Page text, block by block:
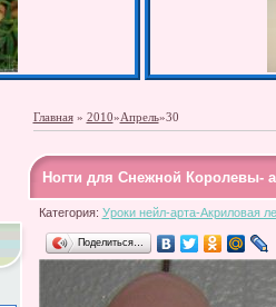
Главная» 2010»Апрель»30
Ногти для Снежной Королевы-
Категория: Уроки нейл-арта-Акриловая
Поделиться…